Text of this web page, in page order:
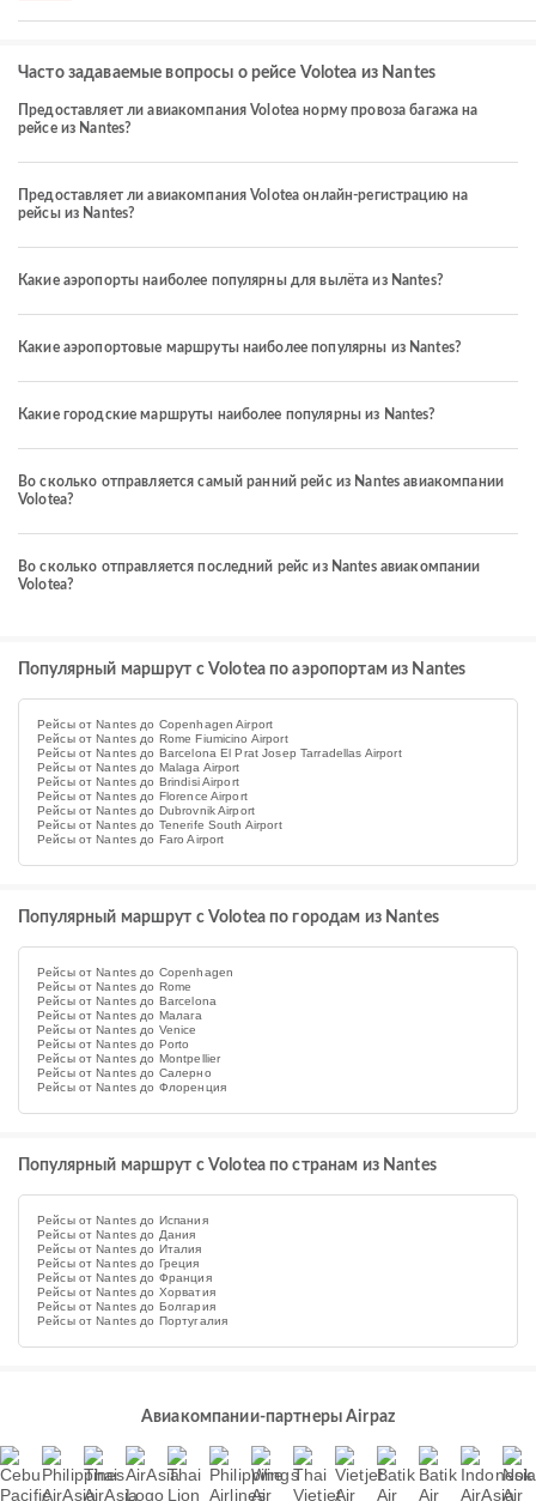
Часто задаваемые вопросы о рейсе Volotea из Nantes
Предоставляет ли авиакомпания Volotea норму провоза багажа на
рейсе из Nantes?
Предоставляет ли авиакомпания Volotea онлайн-регистрацию на
рейсы из Nantes?
Какие аэропорты наиболее популярны для вылёта из Nantes?
Какие аэропортовые маршруты наиболее популярны из Nantes?
Какие городские маршруты наиболее популярны из Nantes?
Во сколько отправляется самый ранний рейс из Nantes авиакомпании
Volotea?
Во сколько отправляется последний рейс из Nantes авиакомпании
Volotea?
Популярный маршрут с Volotea по аэропортам из Nantes
Рейсы от Nantes до Copenhagen Airport
Рейсы от Nantes до Rome Fiumicino Airport
Рейсы от Nantes до Barcelona El Prat Josep Tarradellas Airport
Рейсы от Nantes до Malaga Airport
Рейсы от Nantes до Brindisi Airport
Рейсы от Nantes до Florence Airport
Рейсы от Nantes до Dubrovnik Airport
Рейсы от Nantes до Tenerife South Airport
Рейсы от Nantes до Faro Airport
Популярный маршрут с Volotea по городам из Nantes
Рейсы от Nantes до Copenhagen
Рейсы от Nantes до Rome
Рейсы от Nantes до Barcelona
Рейсы от Nantes до Малага
Рейсы от Nantes до Venice
Рейсы от Nantes до Porto
Рейсы от Nantes до Montpellier
Рейсы от Nantes до Салерно
Рейсы от Nantes до Флоренция
Популярный маршрут с Volotea по странам из Nantes
Рейсы от Nantes до Испания
Рейсы от Nantes до Дания
Рейсы от Nantes до Италия
Рейсы от Nantes до Греция
Рейсы от Nantes до Франция
Рейсы от Nantes до Хорватия
Рейсы от Nantes до Болгария
Рейсы от Nantes до Португалия
Авиакомпании-партнеры Airpaz